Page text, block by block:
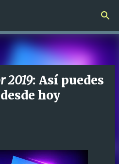
principal
2019: Así puedes
hoy